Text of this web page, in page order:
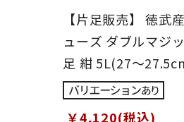
【片足販売】 徳武
ューズ ダブルマジ
足 紺 5L(27～
￥4,120(税込)